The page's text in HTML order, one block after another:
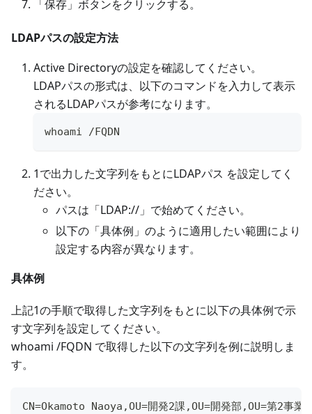
「保存」ボタンをクリックする。
LDAPパスの設定方法
Active Directoryの設定を確認してください。
LDAPパスの形式は、以下のコマンドを入力して表示
されるLDAPパスが参考になります。
whoami /FQDN
1で出力した文字列をもとにLDAPパス を設定してく
ださい。
パスは「LDAP://」で始めてください。
以下の「具体例」のように適用したい範囲により
設定する内容が異なります。
具体例
上記1の手順で取得した文字列をもとに以下の具体例で示
す文字列を設定してください。
whoami /FQDN で取得した以下の文字列を例に説明しま
す。
CN=Okamoto Naoya,OU=開発2課,OU=開発部,OU=第2事